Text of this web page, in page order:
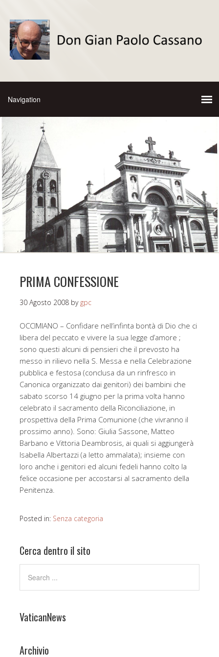
PRIMA CONFESSIONE
30 Agosto 2008 by gpc
OCCIMIANO – Confidare nell’infinta bontà di Dio che ci
libera del peccato e vivere la sua legge d’amore ;
sono questi alcuni di pensieri che il prevosto ha
messo in rilievo nella S. Messa e nella Celebrazione
pubblica e festosa (conclusa da un rinfresco in
Canonica organizzato dai genitori) dei bambini che
sabato scorso 14 giugno per la prima volta hanno
celebrato il sacramento della Riconciliazione, in
prospettiva della Prima Comunione (che vivranno il
prossimo anno). Sono: Giulia Sassone, Matteo
Barbano e Vittoria Deambrosis, ai quali si aggiungerà
Isabella Albertazzi (a letto ammalata); insieme con
loro anche i genitori ed alcuni fedeli hanno colto la
felice occasione per accostarsi al sacramento della
Penitenza.
Posted in: Senza categoria
Cerca dentro il sito
VaticanNews
Archivio